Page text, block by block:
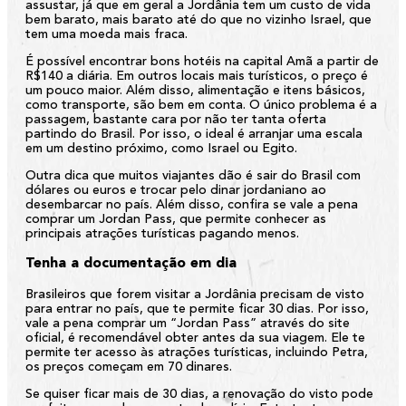
assustar, já que em geral a Jordânia tem um custo de vida
bem barato, mais barato até do que no vizinho Israel, que
tem uma moeda mais fraca.
É possível encontrar bons hotéis na capital Amã a partir de
R$140 a diária. Em outros locais mais turísticos, o preço é
um pouco maior. Além disso, alimentação e itens básicos,
como transporte, são bem em conta. O único problema é a
passagem, bastante cara por não ter tanta oferta
partindo do Brasil. Por isso, o ideal é arranjar uma escala
em um destino próximo, como Israel ou Egito.
Outra dica que muitos viajantes dão é sair do Brasil com
dólares ou euros e trocar pelo dinar jordaniano ao
desembarcar no país. Além disso, confira se vale a pena
comprar um Jordan Pass, que permite conhecer as
principais atrações turísticas pagando menos.
Tenha a documentação em dia
Brasileiros que forem visitar a Jordânia precisam de visto
para entrar no país, que te permite ficar 30 dias. Por isso,
vale a pena comprar um “Jordan Pass” através do site
oficial, é recomendável obter antes da sua viagem. Ele te
permite ter acesso às atrações turísticas, incluindo Petra,
os preços começam em 70 dinares.
Se quiser ficar mais de 30 dias, a renovação do visto pode